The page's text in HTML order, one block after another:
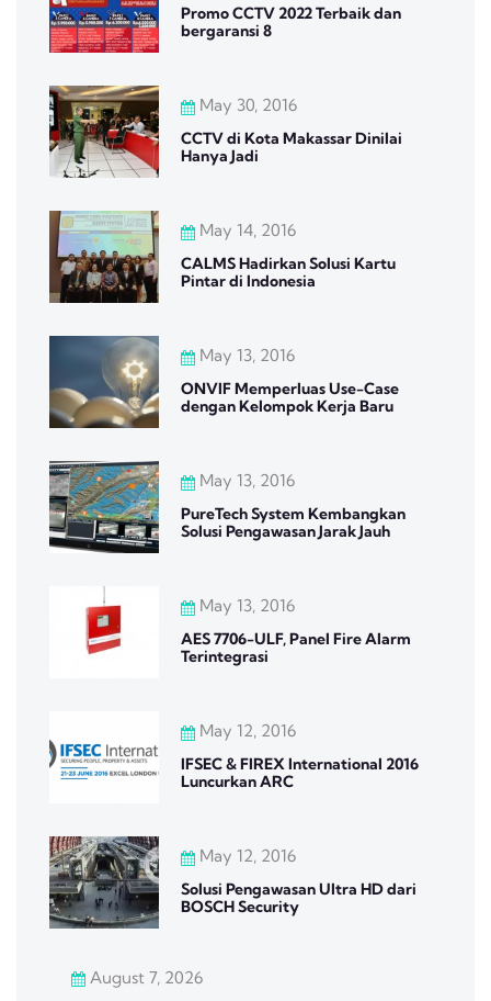
Promo CCTV 2022 Terbaik dan
bergaransi 8
May 30, 2016
CCTV di Kota Makassar Dinilai
Hanya Jadi
May 14, 2016
CALMS Hadirkan Solusi Kartu
Pintar di Indonesia
May 13, 2016
ONVIF Memperluas Use-Case
dengan Kelompok Kerja Baru
May 13, 2016
PureTech System Kembangkan
Solusi Pengawasan Jarak Jauh
May 13, 2016
AES 7706-ULF, Panel Fire Alarm
Terintegrasi
May 12, 2016
IFSEC & FIREX International 2016
Luncurkan ARC
May 12, 2016
Solusi Pengawasan Ultra HD dari
BOSCH Security
August 7, 2026